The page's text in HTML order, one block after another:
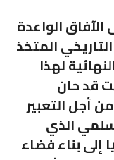
الواعدة
المتخذ
لهذا
قد حان
أجل التعبير
الذي
إلى بناء فضاء